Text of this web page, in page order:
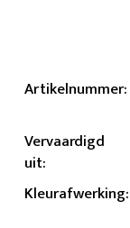
Artikelnummer:
Vervaardigd
uit:
Kleurafwerking: